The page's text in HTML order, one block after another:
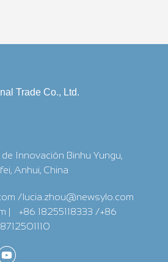
Innovación Binhu Yungu,
Anhui, China
/lucia.zhou@newsylo.com
|
+86 18255118333 /+86